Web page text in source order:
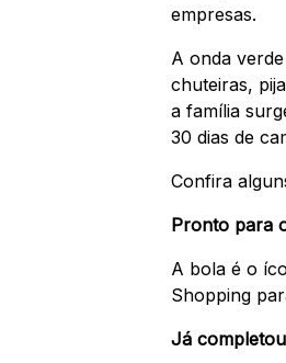
empresas.
A onda
chuteiras,
a família
30 dias de
Confira
Pronto para
A bola é o
Shopping
Já